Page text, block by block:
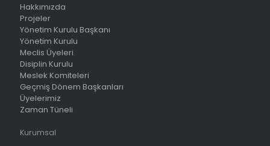
Hakkımızda
Projeler
Yönetim Kurulu Başkanı
Yönetim Kurulu
Meclis Üyeleri
Disiplin Kurulu
Meslek Komiteleri
Geçmiş Dönem Başkanları
Üyelerimiz
Zaman Tüneli
Kurumsal